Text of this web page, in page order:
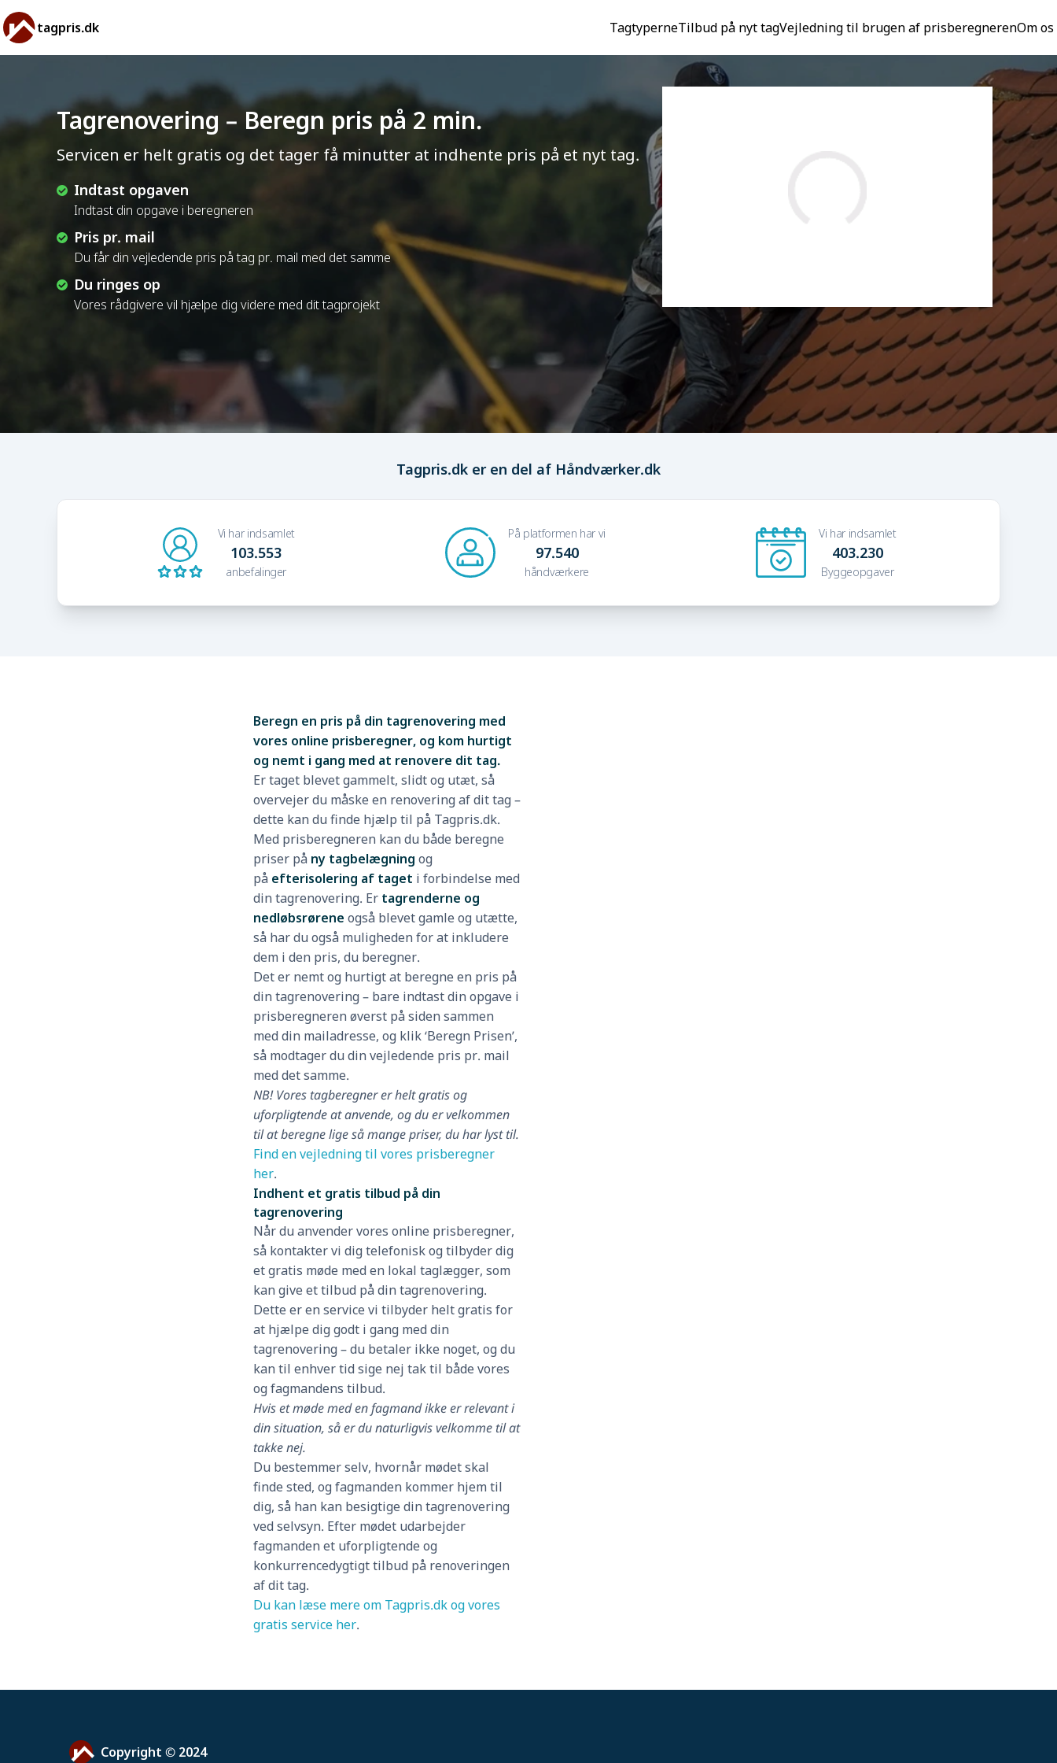
tagpris.dk TagtyperneTilbud på nyt tagVejledning til brugen af prisberegnerenOm os
Tagrenovering – Beregn pris på 2 min.
Servicen er helt gratis og det tager få minutter at indhente pris på et nyt tag.
Indtast opgaven
Indtast din opgave i beregneren
Pris pr. mail
Du får din vejledende pris på tag pr. mail med det samme
Du ringes op
Vores rådgivere vil hjælpe dig videre med dit tagprojekt
Tagpris.dk er en del af Håndværker.dk
Vi har indsamlet
103.553
anbefalinger
På platformen har vi
97.540
håndværkere
Vi har indsamlet
403.230
Byggeopgaver
Beregn en pris på din tagrenovering med
vores online prisberegner, og kom hurtigt
og nemt i gang med at renovere dit tag.
Er taget blevet gammelt, slidt og utæt, så
overvejer du måske en renovering af dit tag –
dette kan du finde hjælp til på Tagpris.dk.
Med prisberegneren kan du både beregne
priser på ny tagbelægning og
på efterisolering af taget i forbindelse med
din tagrenovering. Er tagrenderne og
nedløbsrørene også blevet gamle og utætte,
så har du også muligheden for at inkludere
dem i den pris, du beregner.
Det er nemt og hurtigt at beregne en pris på
din tagrenovering – bare indtast din opgave i
prisberegneren øverst på siden sammen
med din mailadresse, og klik ‘Beregn Prisen’,
så modtager du din vejledende pris pr. mail
med det samme.
NB! Vores tagberegner er helt gratis og
uforpligtende at anvende, og du er velkommen
til at beregne lige så mange priser, du har lyst til.
Find en vejledning til vores prisberegner
her.
Indhent et gratis tilbud på din
tagrenovering
Når du anvender vores online prisberegner,
så kontakter vi dig telefonisk og tilbyder dig
et gratis møde med en lokal taglægger, som
kan give et tilbud på din tagrenovering.
Dette er en service vi tilbyder helt gratis for
at hjælpe dig godt i gang med din
tagrenovering – du betaler ikke noget, og du
kan til enhver tid sige nej tak til både vores
og fagmandens tilbud.
Hvis et møde med en fagmand ikke er relevant i
din situation, så er du naturligvis velkomme til at
takke nej.
Du bestemmer selv, hvornår mødet skal
finde sted, og fagmanden kommer hjem til
dig, så han kan besigtige din tagrenovering
ved selvsyn. Efter mødet udarbejder
fagmanden et uforpligtende og
konkurrencedygtigt tilbud på renoveringen
af dit tag.
Du kan læse mere om Tagpris.dk og vores
gratis service her.
Copyright © 2024